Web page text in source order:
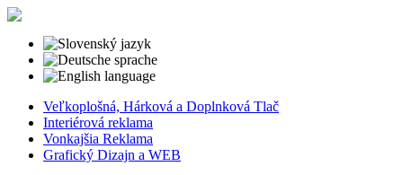
Veľkoplošná, Hárková a Doplnková Tlač
Interiérová reklama
Vonkajšia Reklama
Grafický Dizajn a WEB